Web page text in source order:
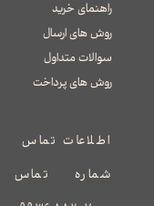
راهنمای خرید
روش های ارسال
سوالات متداول
​​​​​​​روش های پرداخت
اطلاعات تماس
شماره تماس